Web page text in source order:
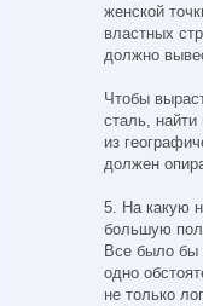
женской
властных
должно
Чтобы
сталь,
из
должен
5. На какую
большую
Все было бы
одно
не только